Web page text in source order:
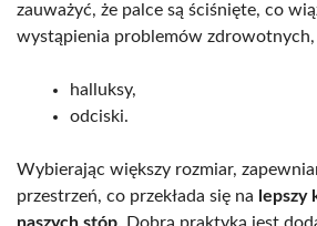
zauważyć, że palce są ściśnięte, co
wystąpienia problemów zdrowotnych,
halluksy,
odciski.
Wybierając większy rozmiar,
przestrzeń, co przekłada się na lepszy